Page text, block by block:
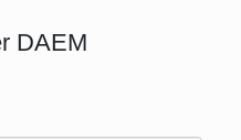
DAEM